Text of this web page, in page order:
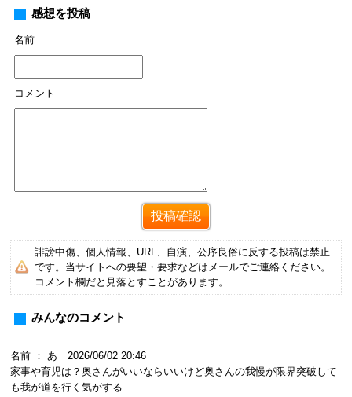
感想を投稿
名前
コメント
誹謗中傷、個人情報、URL、自演、公序良俗に反する投稿は禁止
です。当サイトへの要望・要求などはメールでご連絡ください。
コメント欄だと見落とすことがあります。
みんなのコメント
名前 ： あ 2026/06/02 20:46
家事や育児は？奥さんがいいならいいけど奥さんの我慢が限界突破して
も我が道を行く気がする